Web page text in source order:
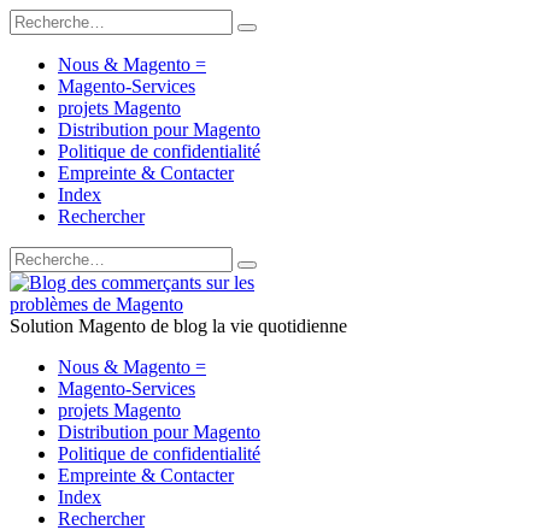
Nous & Magento =
Magento-Services
projets Magento
Distribution pour Magento
Politique de confidentialité
Empreinte & Contacter
Index
Rechercher
Solution Magento de blog la vie quotidienne
Nous & Magento =
Magento-Services
projets Magento
Distribution pour Magento
Politique de confidentialité
Empreinte & Contacter
Index
Rechercher